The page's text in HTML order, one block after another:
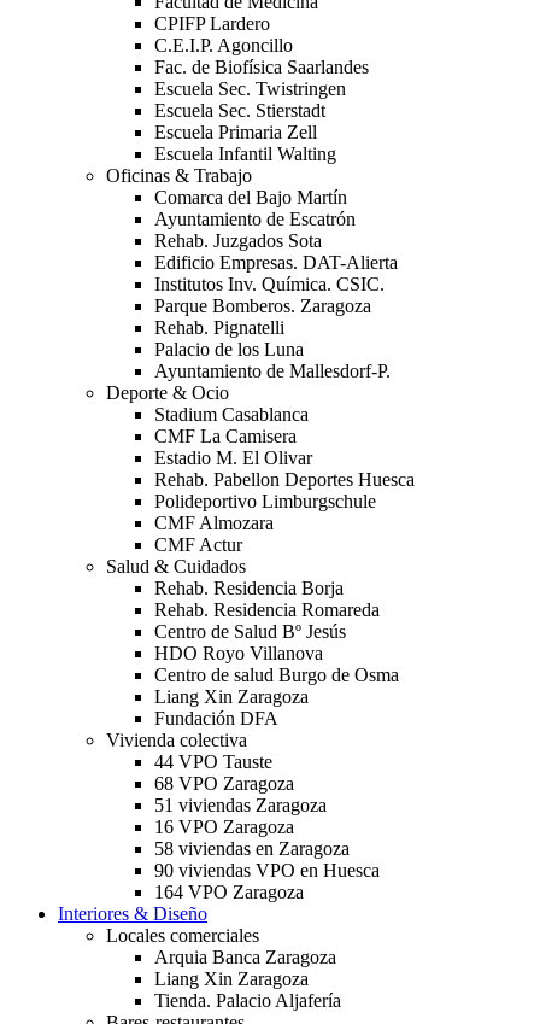
CPIFP Lardero
C.E.I.P. Agoncillo
Fac. de Biofísica Saarlandes
Escuela Sec. Twistringen
Escuela Sec. Stierstadt
Escuela Primaria Zell
Escuela Infantil Walting
Oficinas & Trabajo
Comarca del Bajo Martín
Ayuntamiento de Escatrón
Rehab. Juzgados Sota
Edificio Empresas. DAT-Alierta
Institutos Inv. Química. CSIC.
Parque Bomberos. Zaragoza
Rehab. Pignatelli
Palacio de los Luna
Ayuntamiento de Mallesdorf-P.
Deporte & Ocio
Stadium Casablanca
CMF La Camisera
Estadio M. El Olivar
Rehab. Pabellon Deportes Huesca
Polideportivo Limburgschule
CMF Almozara
CMF Actur
Salud & Cuidados
Rehab. Residencia Borja
Rehab. Residencia Romareda
Centro de Salud Bº Jesús
HDO Royo Villanova
Centro de salud Burgo de Osma
Liang Xin Zaragoza
Fundación DFA
Vivienda colectiva
44 VPO Tauste
68 VPO Zaragoza
51 viviendas Zaragoza
16 VPO Zaragoza
58 viviendas en Zaragoza
90 viviendas VPO en Huesca
164 VPO Zaragoza
Interiores & Diseño
Locales comerciales
Arquia Banca Zaragoza
Liang Xin Zaragoza
Tienda. Palacio Aljafería